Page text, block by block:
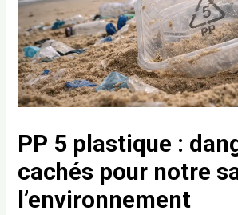
PP 5 plastique :
cachés pour notre
l’environnement